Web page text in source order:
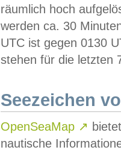
räumlich hoch
werden ca. 30
UTC ist gegen 0130
stehen für die letzten
Seezeichen
OpenSeaMap ↗
nautische